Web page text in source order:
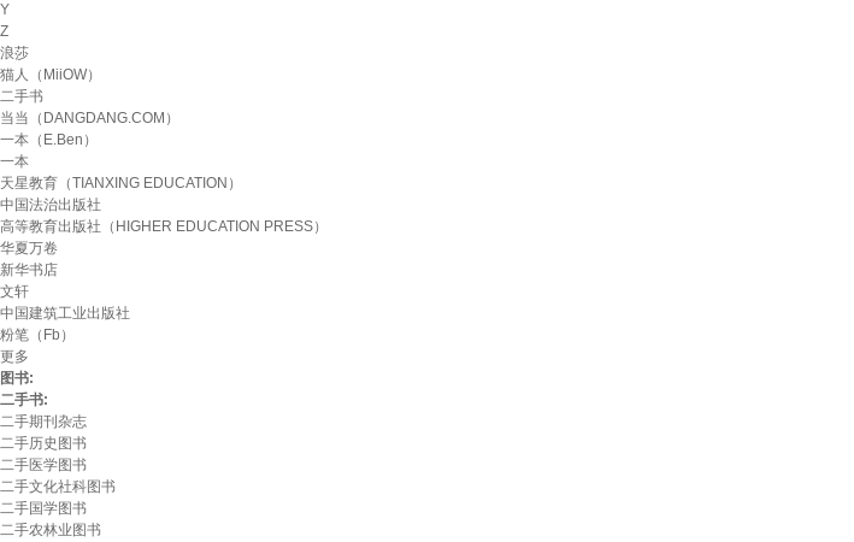
Y
Z
浪莎
猫人（MiiOW）
二手书
当当（DANGDANG.COM）
一本（E.Ben）
一本
天星教育（TIANXING EDUCATION）
中国法治出版社
高等教育出版社（HIGHER EDUCATION PRESS）
华夏万卷
新华书店
文轩
中国建筑工业出版社
粉笔（Fb）
更多
图书:
二手书:
二手期刊杂志
二手历史图书
二手医学图书
二手文化社科图书
二手国学图书
二手农林业图书